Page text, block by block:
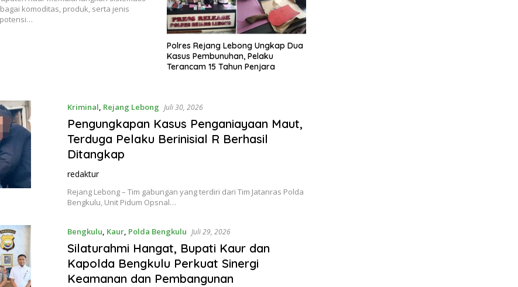
komoditas, produk, serta jenis
Polres Rejang Lebong Ungkap Dua
Kasus Pembunuhan, Pelaku
Terancam 15 Tahun Penjara
Kriminal, Rejang Lebong Juli 30, 2026
Pengungkapan Kasus Penganiayaan Maut,
Terduga Pelaku Berinisial R Berhasil
Ditangkap
redaktur
Rejang Lebong – Tim gabungan yang terdiri dari Tim Jatanras Polda
Bengkulu, Unit Pidum Opsnal…
Bengkulu, Kaur, Polda Bengkulu Juli 29, 2026
Silaturahmi Hangat, Bupati Kaur dan
Kapolda Bengkulu Perkuat Sinergi
Keamanan dan Pembangunan